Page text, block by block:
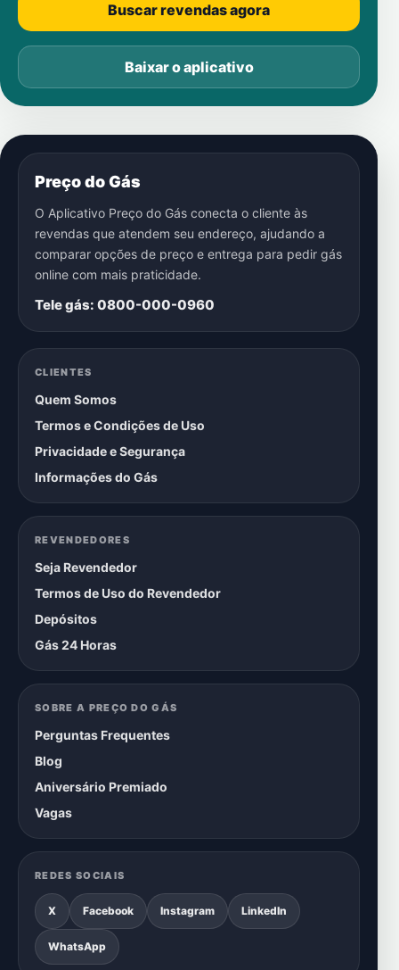
Buscar revendas agora
Baixar o aplicativo
Preço do Gás
O Aplicativo Preço do Gás conecta o cliente às
revendas que atendem seu endereço, ajudando a
comparar opções de preço e entrega para pedir gás
online com mais praticidade.
Tele gás: 0800-000-0960
CLIENTES
Quem Somos
Termos e Condições de Uso
Privacidade e Segurança
Informações do Gás
REVENDEDORES
Seja Revendedor
Termos de Uso do Revendedor
Depósitos
Gás 24 Horas
SOBRE A PREÇO DO GÁS
Perguntas Frequentes
Blog
Aniversário Premiado
Vagas
REDES SOCIAIS
X Facebook Instagram LinkedIn
WhatsApp